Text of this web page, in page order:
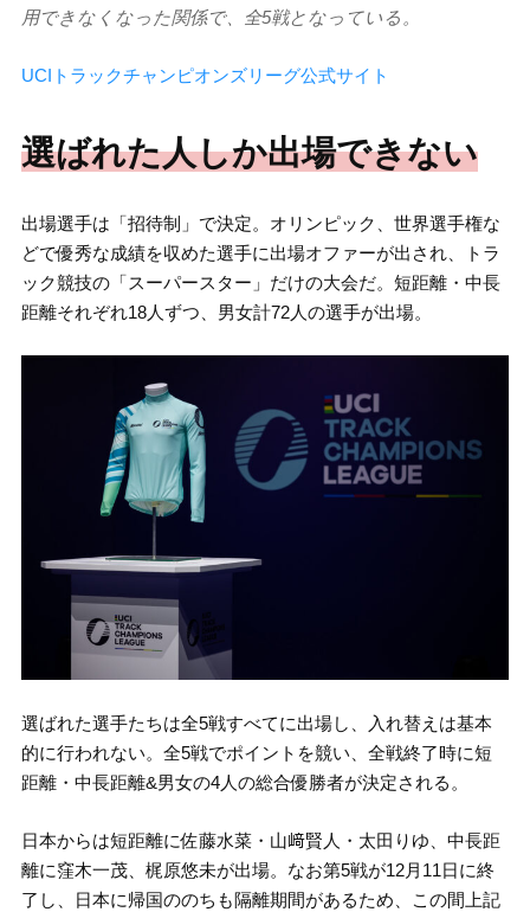
用できなくなった関係で、全5戦となっている。
UCIトラックチャンピオンズリーグ公式サイト
選ばれた人しか出場できない
出場選手は「招待制」で決定。オリンピック、世界選手権な
どで優秀な成績を収めた選手に出場オファーが出され、トラ
ック競技の「スーパースター」だけの大会だ。短距離・中長
距離それぞれ18人ずつ、男女計72人の選手が出場。
選ばれた選手たちは全5戦すべてに出場し、入れ替えは基本
的に行われない。全5戦でポイントを競い、全戦終了時に短
距離・中長距離&男女の4人の総合優勝者が決定される。
日本からは短距離に佐藤水菜・山﨑賢人・太田りゆ、中長距
離に窪木一茂、梶原悠未が出場。なお第5戦が12月11日に終
了し、日本に帰国ののちも隔離期間があるため、この間上記